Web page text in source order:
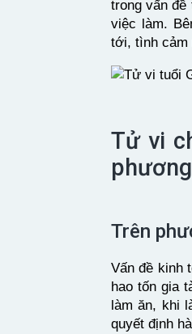
trong vấn đề
việc làm.
tới, tình cảm
Tử vi
Trên
Vấn đề kinh
hao tốn gia
làm ăn, khi
quyết định